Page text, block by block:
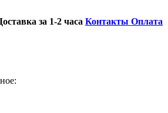
за 1-2 часа Контакты Оплата